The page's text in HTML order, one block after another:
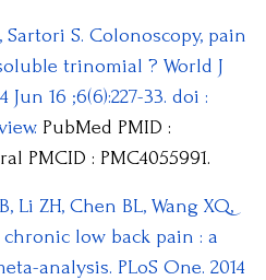
Sartori S. Colonoscopy, pain
trinomial ? World J
16 ;6(6):227-33. doi :
PubMed PMID :
PMCID : PMC4055991.
Li ZH, Chen BL, Wang XQ,
low back pain : a
analysis. PLoS One. 2014